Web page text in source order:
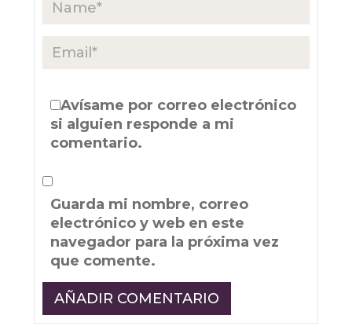
Avísame por correo electrónico
si alguien responde a mi
comentario.
Guarda mi nombre, correo
electrónico y web en este
navegador para la próxima vez
que comente.